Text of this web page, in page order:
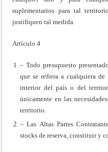
suplementarios para tal
justifiquen tal medida.
Artículo 4
– Todo presupuesto
que se refiera a cualquiera de
interior del país o del
únicamente en las
territorio.
– Las Altas Partes
stocks de reserva, constituir y